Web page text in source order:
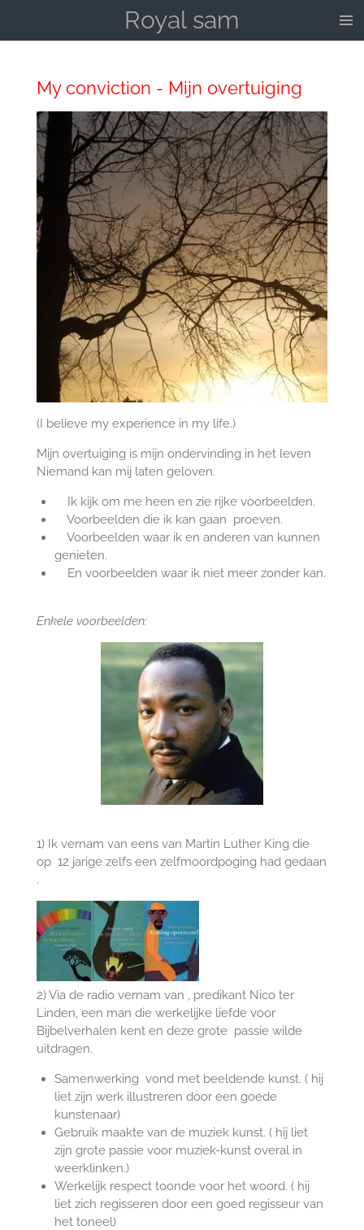
hoofdinhoud
Royal sam
My conviction - Mijn overtuiging
(I believe my experience in my life.)
Mijn overtuiging is mijn ondervinding in het leven
Niemand kan mij laten geloven.
Ik kijk om me heen en zie rijke voorbeelden.
Voorbeelden die ik kan gaan proeven.
Voorbeelden waar ik en anderen van kunnen
genieten.
En voorbeelden waar ik niet meer zonder kan.
Enkele voorbeelden:
1) Ik vernam van eens van Martin Luther King die
op 12 jarige zelfs een zelfmoordpoging had gedaan
.
2) Via de radio vernam van , predikant Nico ter
Linden, een man die werkelijke liefde voor
Bijbelverhalen kent en deze grote passie wilde
uitdragen.
Samenwerking vond met beeldende kunst. ( hij
liet zijn werk illustreren door een goede
kunstenaar)
Gebruik maakte van de muziek kunst. ( hij liet
zijn grote passie voor muziek-kunst overal in
weerklinken.)
Werkelijk respect toonde voor het woord. ( hij
liet zich regisseren door een goed regisseur van
het toneel)